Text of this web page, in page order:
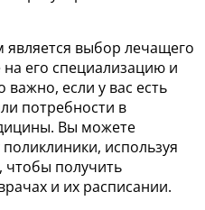
выбор лечащего
его специализацию и
если у вас есть
потребности в
Вы можете
используя
чтобы получить
и их расписании.